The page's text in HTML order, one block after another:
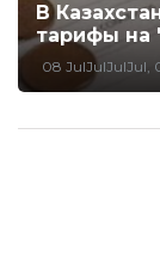
В
тарифы на
08 JulJulJulJul,